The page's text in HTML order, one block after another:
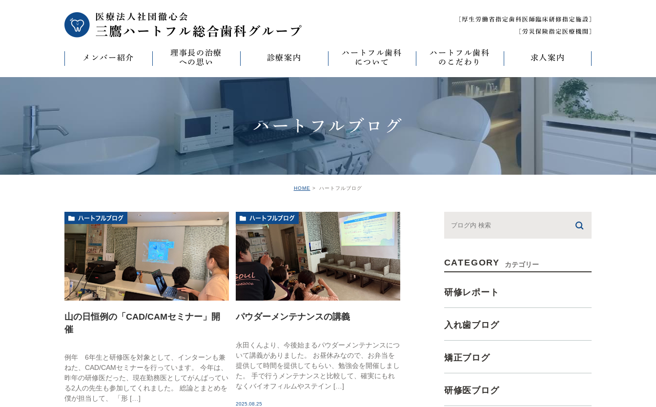
メンバー紹介
理事長の治療
への思い
CAD/CAM（オールセラミック治
療）への思い
バイコンインプラントへの思い
マウスピース型矯正装置（イン
ビザライン）への思い
診療案内
診療案内一覧
セラミック治療 ワンデイジルコニア治療
無菌化根管治療 予防・メンテナンス
インプラント オールオン4
睡眠時無呼吸症候群 口臭外来
ホワイトニング 訪問歯科診療
ハートフル歯科
について
ハートフルの治療
院内設備
ハートフル歯科
グループ院の案内
ハートフル歯科
のこだわり
なるべく痛くない治療
なるべく削らない治療
なるべく抜かない治療
なるべく短期間の治療
滅菌管理について
求人案内
求人募集について
研修医募集
ハートフルブログ
HOME ハートフルブログ
ハートフルブログ
山の日恒例の「CAD/CAMセミナー」開
催
例年 6年生と研修医を対象として、インターンも兼
ねた、CAD/CAMセミナーを行っています。 今年は、
昨年の研修医だった、現在勤務医としてがんばってい
る2人の先生も参加してくれました。 総論とまとめを
僕が担当して、 「形 […]
ハートフルブログ
パウダーメンテナンスの講義
永田くんより、今後始まるパウダーメンテナンスにつ
いて講義がありました。 お昼休みなので、お弁当を
提供して時間を提供してもらい、勉強会を開催しまし
た。 手で行うメンテナンスと比較して、確実にもれ
なくバイオフィルムやステイン […]
2025.08.25
CATEGORY カテゴリー
研修レポート
入れ歯ブログ
矯正ブログ
研修医ブログ